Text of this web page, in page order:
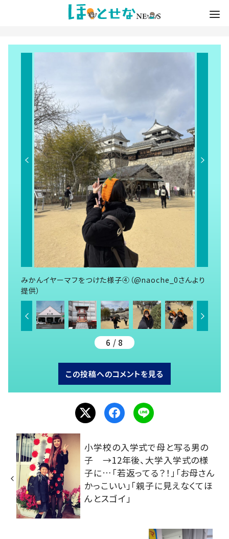
みかんイヤーマフをつけた様子④（@naoche_0さんより
提供）
6 / 8
この投稿へのコメントを見る
小学校の入学式で母と写る男の
子 →12年後、大学入学式の様
子に…「若返ってる？！」「お母さん
かっこいい」「親子に見えなくてほ
んとスゴイ」